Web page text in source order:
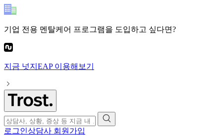
기업 전용 멘탈케어 프로그램을 도입하고 싶다면?
지금 넛지EAP이용해보기
로그인상담사 회원가입